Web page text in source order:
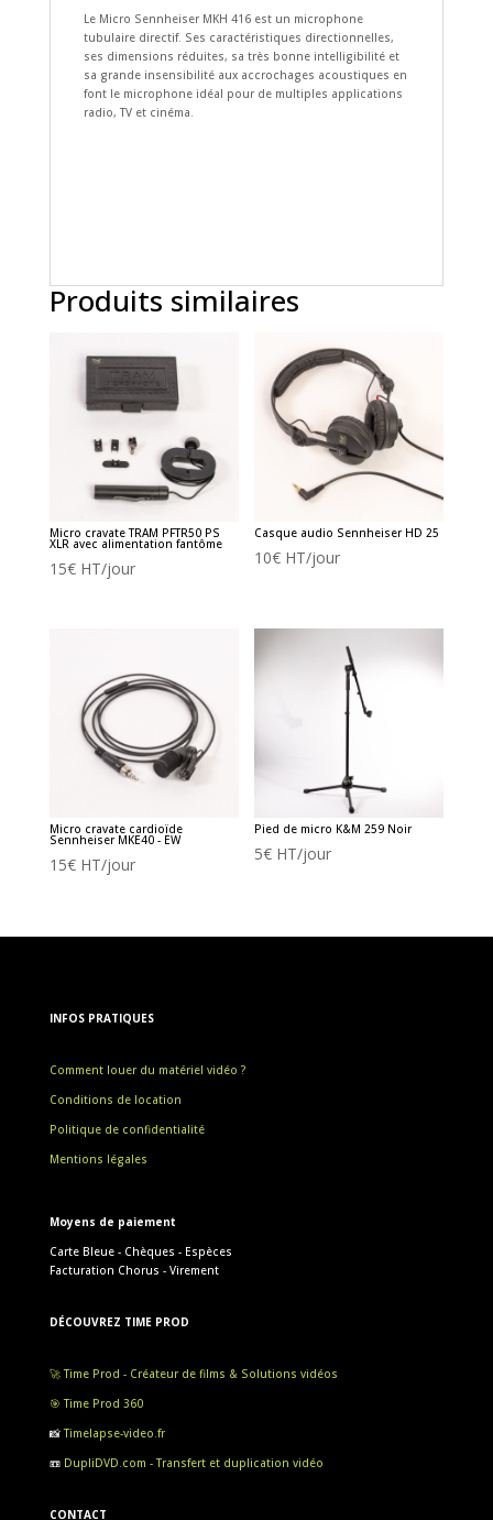
Le Micro Sennheiser MKH 416 est un microphone
tubulaire directif. Ses caractéristiques directionnelles,
ses dimensions réduites, sa très bonne intelligibilité et
sa grande insensibilité aux accrochages acoustiques en
font le microphone idéal pour de multiples applications
radio, TV et cinéma.
Produits similaires
Micro cravate TRAM PFTR50 PS
XLR avec alimentation fantôme
15€HT/jour
Casque audio Sennheiser HD 25
10€ HT/jour
Micro cravate cardioïde
Sennheiser MKE40 - EW
15€HT/jour
Pied de micro K&M 259 Noir
5€ HT/jour
INFOS PRATIQUES
Comment louer du matériel vidéo ?
Conditions de location
Politique de confidentialité
Mentions légales
Moyens de paiement
Carte Bleue - Chèques - Espèces
Facturation Chorus - Virement
DÉCOUVREZ TIME PROD
🚀 Time Prod - Créateur de films & Solutions vidéos
🎯 Time Prod 360
📸Timelapse-video.fr
📼 DupliDVD.com - Transfert et duplication vidéo
CONTACT